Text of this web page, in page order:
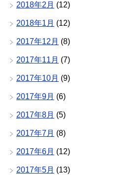
2018年2月 (12)
2018年1月 (12)
2017年12月 (8)
2017年11月 (7)
2017年10月 (9)
2017年9月 (6)
2017年8月 (5)
2017年7月 (8)
2017年6月 (12)
2017年5月 (13)